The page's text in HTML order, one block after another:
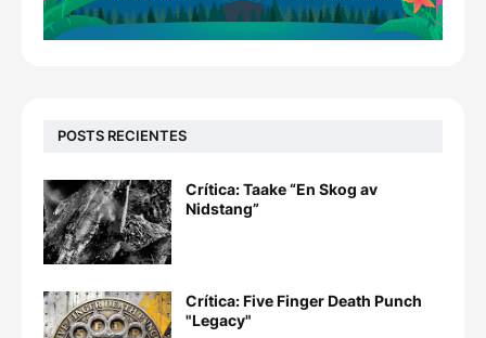
POSTS RECIENTES
Crítica: Taake “En Skog av
Nidstang”
Crítica: Five Finger Death Punch
"Legacy"